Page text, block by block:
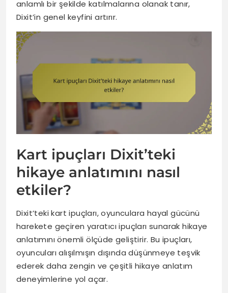
anlamlı bir şekilde katılmalarına olanak tanır,
Dixit’in genel keyfini artırır.
Kart ipuçları Dixit’teki
hikaye anlatımını nasıl
etkiler?
Dixit’teki kart ipuçları, oyunculara hayal gücünü
harekete geçiren yaratıcı ipuçları sunarak hikaye
anlatımını önemli ölçüde geliştirir. Bu ipuçları,
oyuncuları alışılmışın dışında düşünmeye teşvik
ederek daha zengin ve çeşitli hikaye anlatım
deneyimlerine yol açar.